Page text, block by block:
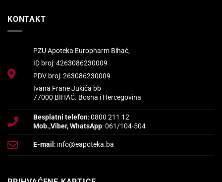
KONTAKT
PZU Apoteka Europharm Bihać,
ID broj: 4263086230009
PDV broj: 263086230009
Ivana Frane Jukića bb
77000 BIHAĆ. Bosna i Hercegovina
Besplatni telefon: 0800 211 12
Mob.,Viber, WhatsApp: 061/104-504
E-mail : info@eapoteka.ba